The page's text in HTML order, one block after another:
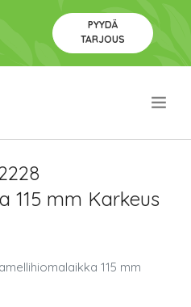
PYYDÄ
TARJOUS
115 mm Karkeus
115 mm